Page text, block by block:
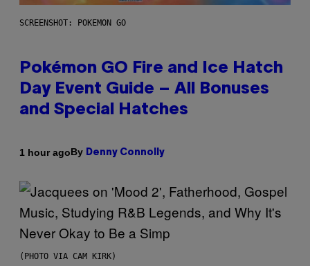
SCREENSHOT: POKEMON GO
Pokémon GO Fire and Ice Hatch
Day Event Guide – All Bonuses
and Special Hatches
1 hour agoBy Denny Connolly
(PHOTO VIA CAM KIRK)